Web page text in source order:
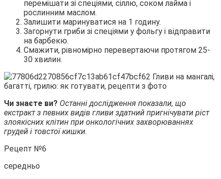
перемішати зі спеціями, сіллю, соком лайма і
рослинним маслом.
Залишити маринуватися на 1 годину.
Загорнути гриби зі спеціями у фольгу і відправити
на барбекю.
Смажити, рівномірно перевертаючи протягом 25-
30 хвилин.
Чи знаєте ви? Останні дослідження показали, що
екстракт з певних видів гливи здатний пригнічувати ріст
злоякісних клітин при онкологічних захворюваннях
грудей і товстої кишки.
Рецепт №6
середньо